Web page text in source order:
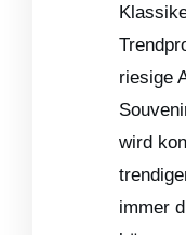
riesige
wird
immer